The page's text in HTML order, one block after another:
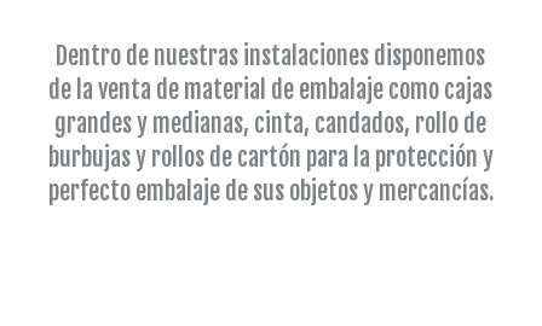
Dentro de nuestras instalaciones disponemos
de la venta de material de embalaje como cajas
grandes y medianas, cinta, candados, rollo de
burbujas y rollos de cartón para la protección y
perfecto embalaje de sus objetos y mercancías.